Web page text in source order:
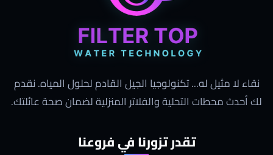
نقاء لا مثيل له... تكنولوجيا الجيل القادم لحلول المياه. نقدم
لك أحدث محطات التحلية والفلاتر المنزلية لضمان صحة عائلتك.
تقدر تزورنا في فروعنا